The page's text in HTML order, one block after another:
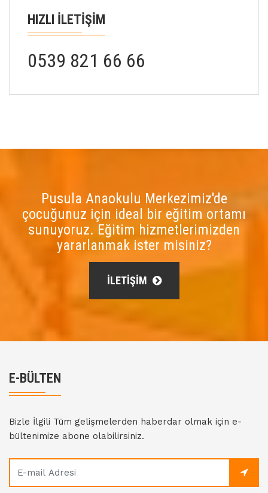
HIZLI İLETİŞİM
0539 821 66 66
Pusula Anaokulu Merkezimiz'de
çocuğunuz için ideal bir eğitim ortamı
sunuyoruz. Eğitim hizmetlerimizden
yararlanmak ister misiniz?
İLETİŞİM
E-BÜLTEN
Bizle İlgili Tüm gelişmelerden haberdar olmak için e-
bültenimize abone olabilirsiniz.